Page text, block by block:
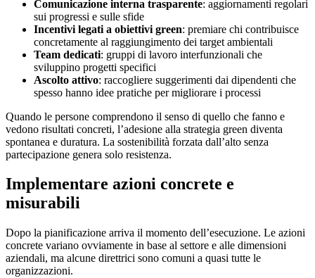
Comunicazione interna trasparente: aggiornamenti regolari
sui progressi e sulle sfide
Incentivi legati a obiettivi green: premiare chi contribuisce
concretamente al raggiungimento dei target ambientali
Team dedicati: gruppi di lavoro interfunzionali che
sviluppino progetti specifici
Ascolto attivo: raccogliere suggerimenti dai dipendenti che
spesso hanno idee pratiche per migliorare i processi
Quando le persone comprendono il senso di quello che fanno e
vedono risultati concreti, l’adesione alla strategia green diventa
spontanea e duratura. La sostenibilità forzata dall’alto senza
partecipazione genera solo resistenza.
Implementare azioni concrete e
misurabili
Dopo la pianificazione arriva il momento dell’esecuzione. Le azioni
concrete variano ovviamente in base al settore e alle dimensioni
aziendali, ma alcune direttrici sono comuni a quasi tutte le
organizzazioni.